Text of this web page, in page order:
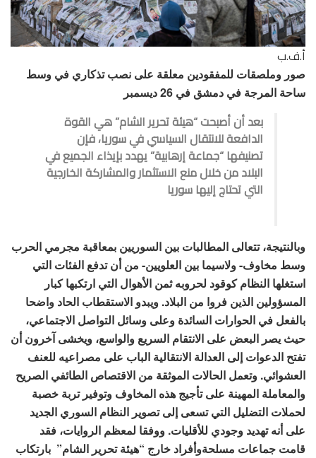
أ.ف.ب
صور وملصقات للمفقودين معلقة على نصب تذكاري في وسط
ساحة المرجة في دمشق في 26 ديسمبر
بعد أن أصبحت “هيئة تحرير الشام” هي القوة
الدافعة للانتقال السياسي في سوريا، فإن
تصنيفها “جماعة إرهابية” يهدد بإيذاء الجميع في
البلاد من خلال منع الاستثمار والمشاركة الخارجية
التي تحتاج إليها سوريا
وبالنتيجة، تتعالى المطالبات بين السوريين بمعاقبة مجرمي الحرب
وسط مخاوف- ولاسيما بين العلويين- من أن تدفع الفئات التي
استغلها النظام كوقود لحروبه ثمن الأهوال التي ارتكبها كبار
المسؤولين الذين فروا من البلاد. ويبدو الاستقطاب الحاد واضحا
بالفعل في الحوارات السائدة وعلى وسائل التواصل الاجتماعي،
حيث يصر البعض على الانتقام السريع والواسع، ويخشى آخرون أن
تفتح الدعوات إلى العدالة الانتقالية الباب على مصراعيه للعنف
العشوائي. وتعمل الحالات الموثقة من الاقتصاص الطائفي الصريح
والمعاملة المهينة على تأجيج هذه المخاوف وتوفير تربة خصبة
لحملات التضليل التي تسعى إلى تصوير النظام السوري الجديد
على أنه تهديد وجودي للأقليات. ووفقا لمعظم الروايات، فقد
قامت جماعات مسلحةوأفراد خارج “هيئة تحرير الشام” بارتكاب